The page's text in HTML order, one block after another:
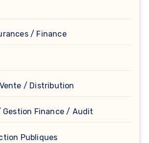
/ Finance
/ Distribution
Finance / Audit
Publiques